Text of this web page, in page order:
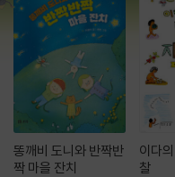
똥깨비 도니와 반짝반
짝 마을 잔치
이다
찰